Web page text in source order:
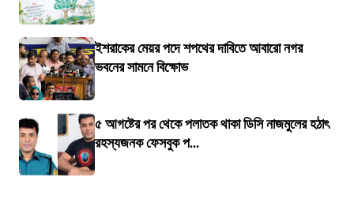
ইশরাকের মেয়র পদে শপথের দাবিতে আবারো নগর
ভবনের সামনে বিক্ষোভ
৫ আগষ্টের পর থেকে পলাতক থাকা ডিসি নাজমুলের হঠাৎ
রহস্যজনক ফেসবুক প...